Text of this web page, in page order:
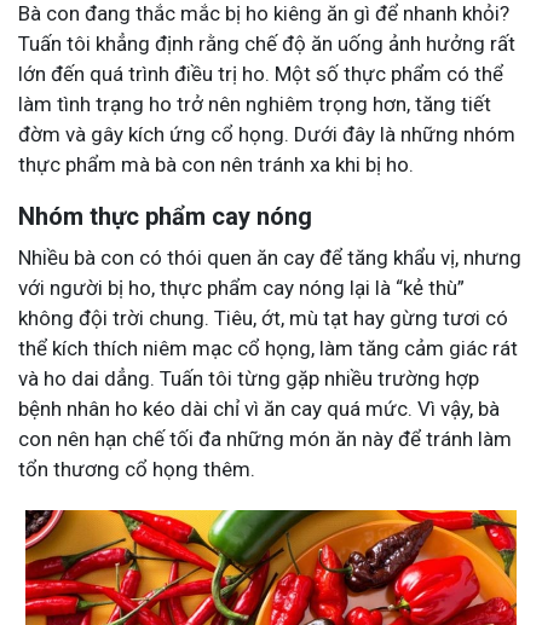
Bà con đang thắc mắc bị ho kiêng ăn gì để nhanh khỏi?
Tuấn tôi khẳng định rằng chế độ ăn uống ảnh hưởng rất
lớn đến quá trình điều trị ho. Một số thực phẩm có thể
làm tình trạng ho trở nên nghiêm trọng hơn, tăng tiết
đờm và gây kích ứng cổ họng. Dưới đây là những nhóm
thực phẩm mà bà con nên tránh xa khi bị ho.
Nhóm thực phẩm cay nóng
Nhiều bà con có thói quen ăn cay để tăng khẩu vị, nhưng
với người bị ho, thực phẩm cay nóng lại là “kẻ thù”
không đội trời chung. Tiêu, ớt, mù tạt hay gừng tươi có
thể kích thích niêm mạc cổ họng, làm tăng cảm giác rát
và ho dai dẳng. Tuấn tôi từng gặp nhiều trường hợp
bệnh nhân ho kéo dài chỉ vì ăn cay quá mức. Vì vậy, bà
con nên hạn chế tối đa những món ăn này để tránh làm
tổn thương cổ họng thêm.